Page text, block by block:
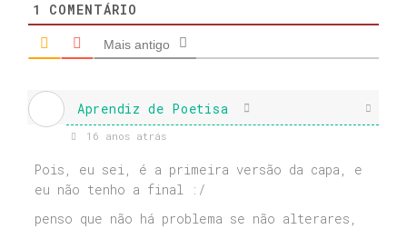
1 COMENTÁRIO
Mais antigo
Aprendiz de Poetisa
16 anos atrás
Pois, eu sei, é a primeira versão da capa, e
eu não tenho a final :/
penso que não há problema se não alterares,